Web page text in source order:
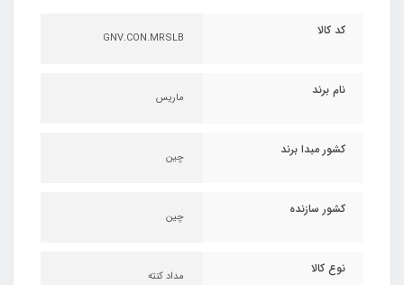
کد کالا GNV.CON.MRSLB
نام برند ماریس
کشور مبدا برند چین
کشور سازنده چین
نوع کالا مداد کنته